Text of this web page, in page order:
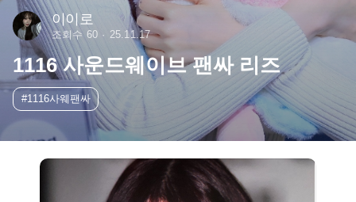
이이로
조회수 60 25.11.17
1116 사운드웨이브 팬싸 리즈
#1116사웨팬싸